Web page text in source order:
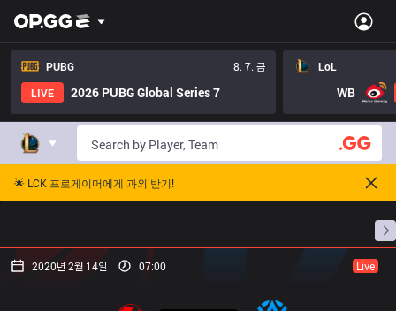
PUBG
8. 7. 금
LIVE
2026 PUBG Global Series 7
LoL
WB
🌟 LCK 프로게이머에게 과외 받기!
프로빌
2020년 2월 14일 07:00 Live